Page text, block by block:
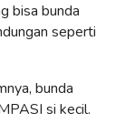
bisa bunda
seperti
bunda
si kecil.